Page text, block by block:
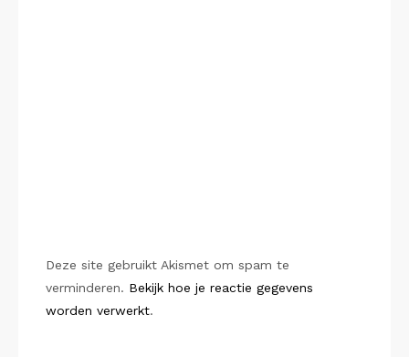
Deze site gebruikt Akismet om spam te
verminderen. Bekijk hoe je reactie gegevens
worden verwerkt.